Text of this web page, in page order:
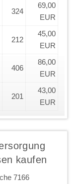
324
69,00
EUR
212
45,00
EUR
406
86,00
EUR
201
43,00
EUR
kaufen
7166